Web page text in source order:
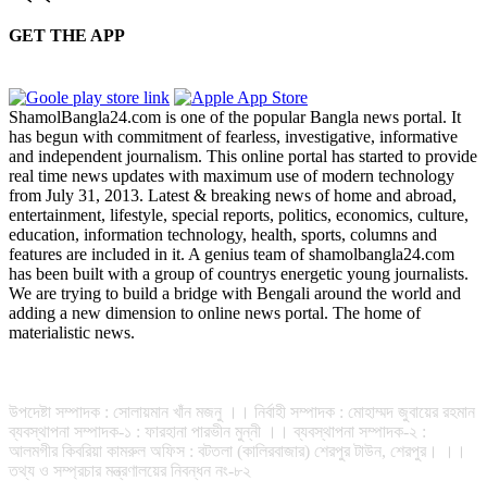
GET THE APP
ShamolBangla24.com is one of the popular Bangla news portal. It
has begun with commitment of fearless, investigative, informative
and independent journalism. This online portal has started to provide
real time news updates with maximum use of modern technology
from July 31, 2013. Latest & breaking news of home and abroad,
entertainment, lifestyle, special reports, politics, economics, culture,
education, information technology, health, sports, columns and
features are included in it. A genius team of shamolbangla24.com
has been built with a group of countrys energetic young journalists.
We are trying to build a bridge with Bengali around the world and
adding a new dimension to online news portal. The home of
materialistic news.
উপদেষ্টা সম্পাদক : সোলায়মান খাঁন মজনু ।। নির্বাহী সম্পাদক : মোহাম্মদ জুবায়ের রহমান
ব্যবস্থাপনা সম্পাদক-১ : ফারহানা পারভীন মুন্নী ।। ব্যবস্থাপনা সম্পাদক-২ :
আলমগীর কিবরিয়া কামরুল অফিস : বটতলা (কালিরবাজার) শেরপুর টাউন, শেরপুর। ।।
তথ্য ও সম্প্রচার মন্ত্রণালয়ের নিবন্ধন নং-৮২